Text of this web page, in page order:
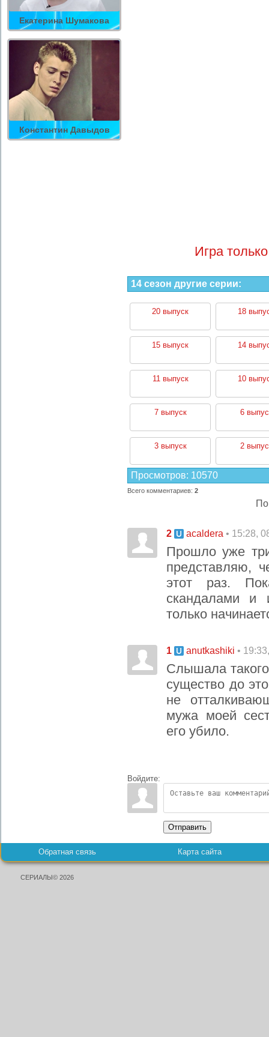
Екатерина Шумакова
Константин Давыдов
Игра
14 сезон другие серии:
20 выпуск 18
15 выпуск 14
11 выпуск 10
7 выпуск 6
3 выпуск 2
Просмотров: 10570
Всего комментариев: 2
2 acaldera • 15:28,
Прошло уже
представляю,
этот раз.
скандалами и
только
1 anutkashiki •
Слышала
существо до
не
мужа моей
его убило.
Войдите:
Отправить
Обратная связь Карта сайта
СЕРИАЛЫ© 2026